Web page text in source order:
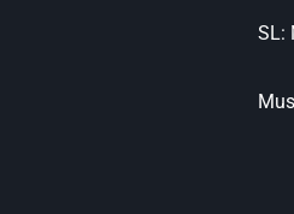
SL: